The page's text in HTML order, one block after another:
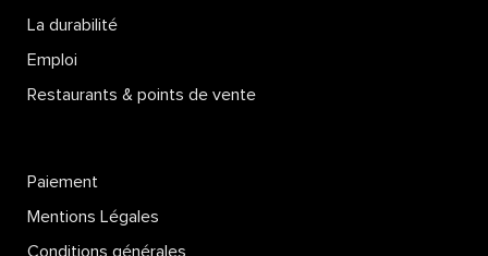
La durabilité
Emploi
Restaurants & points de vente
Paiement
Mentions Légales
Conditions générales